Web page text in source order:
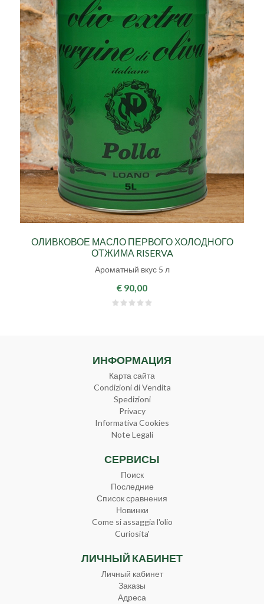
ОЛИВКОВОЕ МАСЛО ПЕРВОГО ХОЛОДНОГО
ОТЖИМА RISERVA
Ароматный вкус 5 л
€ 90,00
ИНФОРМАЦИЯ
Карта сайта
Condizioni di Vendita
Spedizioni
Privacy
Informativa Cookies
Note Legali
СЕРВИСЫ
Поиск
Последние
Список сравнения
Новинки
Come si assaggia l'olio
Curiosita'
ЛИЧНЫЙ КАБИНЕТ
Личный кабинет
Заказы
Адреса